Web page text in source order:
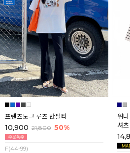
프렌즈도그 루즈 반팔티
10,900 21,800 50%
F(44-99)
위
셔츠